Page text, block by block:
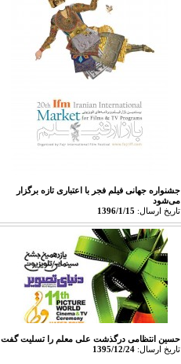
جشنواره‌ جهانی فیلم فجر با اعتباری تازه برگزار
می‌شود
تاريخ ارسال: 1396/1/15
حسین انتظامی درگذشت علی معلم را تسلیت گفت
تاريخ ارسال: 1395/12/24